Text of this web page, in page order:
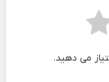
می دهید.